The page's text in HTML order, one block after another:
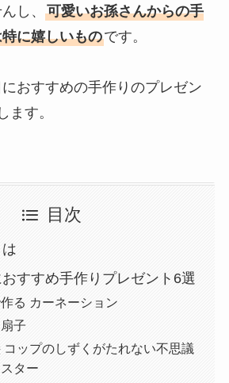
し、 可愛いお孫さんからの手
に嬉しいものです。
おすすめの手作りのプレゼン
ます。
目次
すすめ手作りプレゼント6選
る カーネーション
子
コップのしずくがたれない不思議
ター